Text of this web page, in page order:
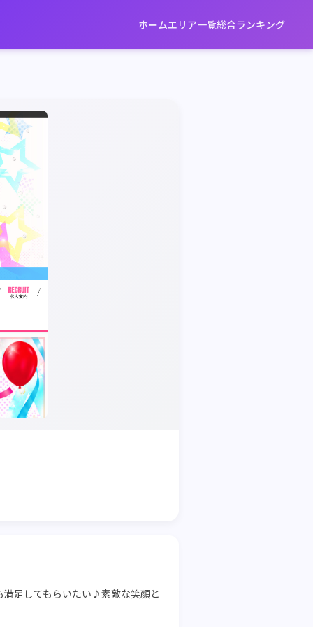
ホームエリア一覧総合ランキング
足してもらいたい♪素敵な笑顔と